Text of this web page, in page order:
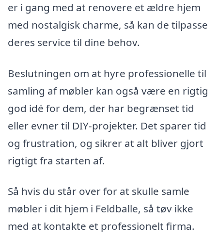
er i gang med at renovere et ældre hjem
med nostalgisk charme, så kan de tilpasse
deres service til dine behov.
Beslutningen om at hyre professionelle til
samling af møbler kan også være en rigtig
god idé for dem, der har begrænset tid
eller evner til DIY-projekter. Det sparer tid
og frustration, og sikrer at alt bliver gjort
rigtigt fra starten af.
Så hvis du står over for at skulle samle
møbler i dit hjem i Feldballe, så tøv ikke
med at kontakte et professionelt firma.